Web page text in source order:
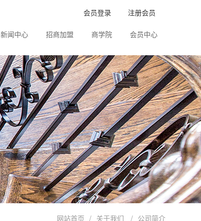
新闻中心 招商加盟 商学院 会员中心
会员登录 注册会员
网站首页 / 关于我们 / 公司简介